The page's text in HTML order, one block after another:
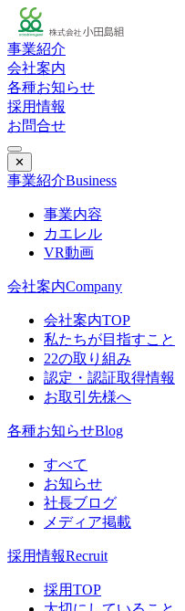
事業紹介
会社案内
各種お知らせ
採用情報
お問合せ
✕
事業紹介Business
事業内容
カエレル
VR動画
会社案内Company
会社案内TOP
私たちが目指すこと
22の取り組み
認定・認証取得情報
お取引先様へ
各種お知らせBlog
すべて
お知らせ
社長ブログ
メディア掲載
採用情報Recruit
採用TOP